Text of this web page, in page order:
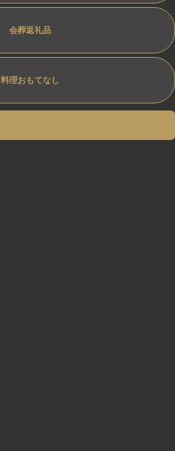
会葬返礼品
料理おもてなし